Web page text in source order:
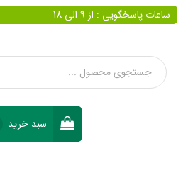
ساعات پاسخگویی : از 9 الی 18
سبد خرید